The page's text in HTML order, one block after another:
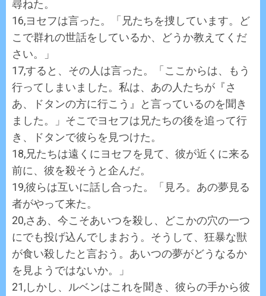
尋ねた。
16,ヨセフは言った。「兄たちを捜しています。ど
こで群れの世話をしているか、どうか教えてくだ
さい。」
17,すると、その人は言った。「ここからは、もう
行ってしまいました。私は、あの人たちが『さ
あ、ドタンの方に行こう』と言っているのを聞き
ました。」そこでヨセフは兄たちの後を追って行
き、ドタンで彼らを見つけた。
18,兄たちは遠くにヨセフを見て、彼が近くに来る
前に、彼を殺そうと企んだ。
19,彼らは互いに話し合った。「見ろ。あの夢見る
者がやって来た。
20,さあ、今こそあいつを殺し、どこかの穴の一つ
にでも投げ込んでしまおう。そうして、狂暴な獣
が食い殺したと言おう。あいつの夢がどうなるか
を見ようではないか。」
21,しかし、ルベンはこれを聞き、彼らの手から彼